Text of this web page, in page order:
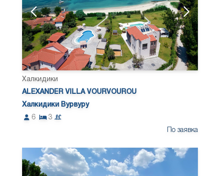
Халкидики
ALEXANDER VILLA VOURVOUROU
Халкидики Вурвуру
6
3
По заявка